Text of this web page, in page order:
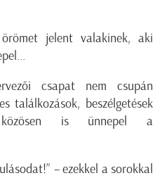
jelent valakinek, aki
csapat nem csupán
találkozások, beszélgetések
is ünnepel a
– ezekkel a sorokkal